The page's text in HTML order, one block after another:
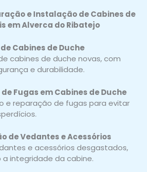
e Instalação de Cabines de
em Alverca do Ribatejo
Cabines de Duche
cabines de duche novas, com
e durabilidade.
Fugas em Cabines de Duche
e reparação de fugas para evitar
de Vedantes e Acessórios
e acessórios desgastados,
integridade da cabine.